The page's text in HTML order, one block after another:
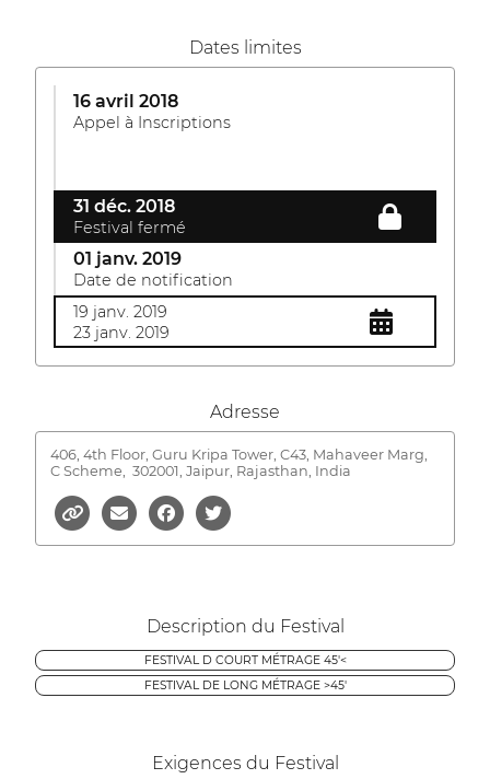
Dates limites
16 avril 2018
Appel à Inscriptions
31 déc. 2018
Festival fermé
01 janv. 2019
Date de notification
19 janv. 2019
23 janv. 2019
Adresse
406, 4th Floor, Guru Kripa Tower, C43, Mahaveer Marg,
C Scheme,
302001, Jaipur, Rajasthan, India
Description du Festival
FESTIVAL D COURT MÉTRAGE 45'<
FESTIVAL DE LONG MÉTRAGE >45'
Exigences du Festival